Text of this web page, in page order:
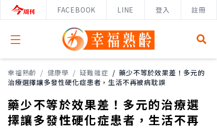
FACEBOOK LINE 登入 註冊
Open menu
幸福熟齡 / 健康學 / 疑難雜症 / 藥少不等於效果差！多元的
治療選擇讓多發性硬化症患者，生活不再被病耽誤
藥少不等於效果差！多元的治療選
擇讓多發性硬化症患者，生活不再